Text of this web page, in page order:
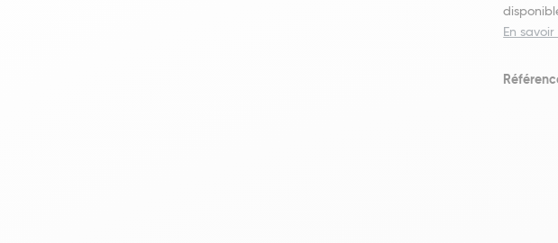
En savoir